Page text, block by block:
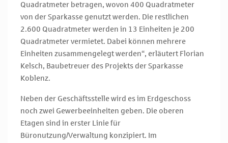
Quadratmeter betragen, wovon 400 Quadratmeter
von der Sparkasse genutzt werden. Die restlichen
2.600 Quadratmeter werden in 13 Einheiten je 200
Quadratmeter vermietet. Dabei können mehrere
Einheiten zusammengelegt werden“, erläutert Florian
Kelsch, Baubetreuer des Projekts der Sparkasse
Koblenz.
Neben der Geschäftsstelle wird es im Erdgeschoss
noch zwei Gewerbeeinheiten geben. Die oberen
Etagen sind in erster Linie für
Büronutzung/Verwaltung konzipiert. Im